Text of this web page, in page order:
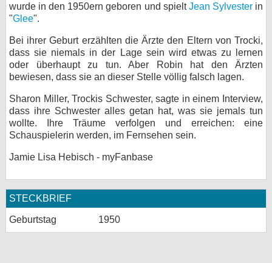
wurde in den 1950ern geboren und spieltJean Sylvesterin
"Glee".
Bei ihrer Geburt erzählten die Ärzte den Eltern von Trocki,
dass sie niemals in der Lage sein wird etwas zu lernen
oder überhaupt zu tun. Aber Robin hat den Ärzten
bewiesen, dass sie an dieser Stelle völlig falsch lagen.
Sharon Miller, Trockis Schwester, sagte in einem Interview,
dass ihre Schwester alles getan hat, was sie jemals tun
wollte. Ihre Träume verfolgen und erreichen: eine
Schauspielerin werden, im Fernsehen sein.
Jamie Lisa Hebisch - myFanbase
STECKBRIEF
Geburtstag 1950
SERVICE
Gewinnspiele
Forum
bei X
bei Facebook